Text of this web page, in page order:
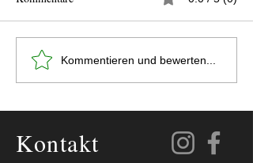
Erfolg für die Senioren-
Leichtathletik
Kommentieren und bewerten...
Kontakt